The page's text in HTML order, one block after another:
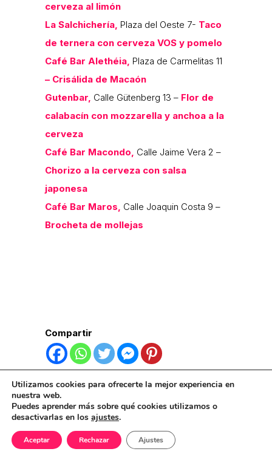
cerveza al limón
La Salchichería, Plaza del Oeste 7- Taco
de ternera con cerveza VOS y pomelo
Café Bar Alethéia, Plaza de Carmelitas 11
– Crisálida de Macaón
Gutenbar, Calle Gütenberg 13 – Flor de
calabacín con mozzarella y anchoa a la
cerveza
Café Bar Macondo, Calle Jaime Vera 2 –
Chorizo a la cerveza con salsa
japonesa
Café Bar Maros, Calle Joaquin Costa 9 –
Brocheta de mollejas
Compartir
Publicaciones Relacionadas:
Utilizamos cookies para ofrecerte la mejor experiencia en
nuestra web.
Puedes aprender más sobre qué cookies utilizamos o
desactivarlas en los ajustes.
Aceptar Rechazar Ajustes